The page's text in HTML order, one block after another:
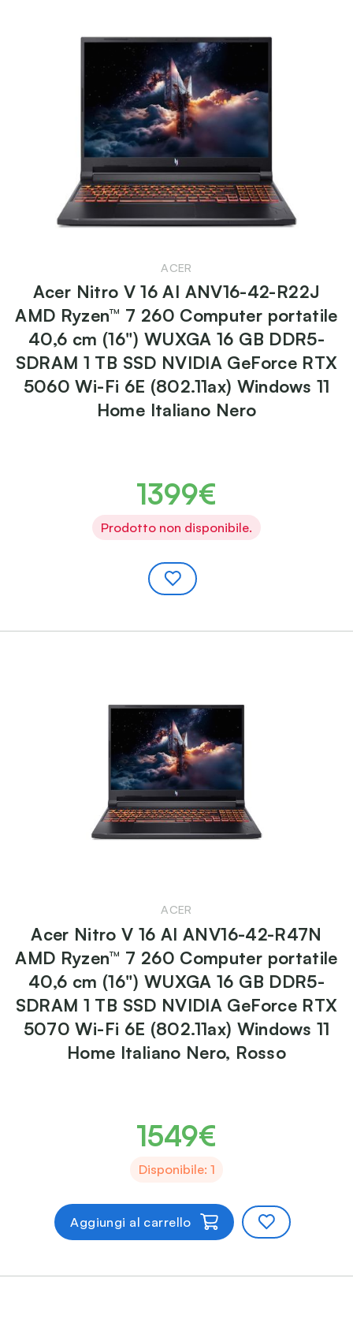
ACER
Acer Nitro V 16 AI ANV16-42-R22J
AMD Ryzen™ 7 260 Computer portatile
40,6 cm (16") WUXGA 16 GB DDR5-
SDRAM 1 TB SSD NVIDIA GeForce RTX
5060 Wi-Fi 6E (802.11ax) Windows 11
Home Italiano Nero
1399€
Prodotto non disponibile.
ACER
Acer Nitro V 16 AI ANV16-42-R47N
AMD Ryzen™ 7 260 Computer portatile
40,6 cm (16") WUXGA 16 GB DDR5-
SDRAM 1 TB SSD NVIDIA GeForce RTX
5070 Wi-Fi 6E (802.11ax) Windows 11
Home Italiano Nero, Rosso
1549€
Disponibile: 1
Aggiungi al carrello